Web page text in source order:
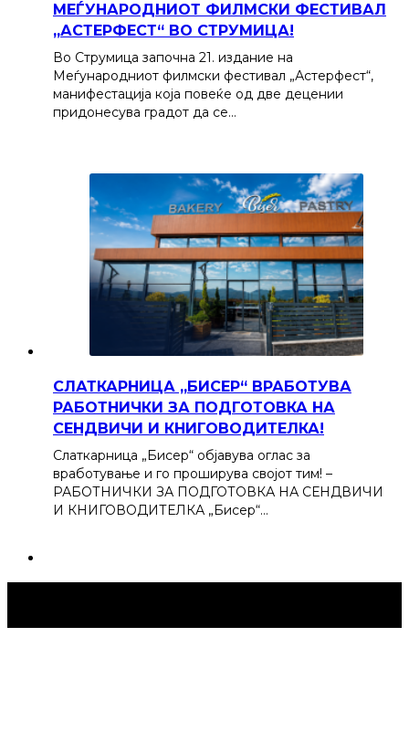
МЕЃУНАРОДНИОТ ФИЛМСКИ ФЕСТИВАЛ
„АСТЕРФЕСТ“ ВО СТРУМИЦА!
Во Струмица започна 21. издание на
Меѓународниот филмски фестивал „Астерфест“,
манифестација која повеќе од две децении
придонесува градот да се…
СЛАТКАРНИЦА „БИСЕР“ ВРАБОТУВА
РАБОТНИЧКИ ЗА ПОДГОТОВКА НА
СЕНДВИЧИ И КНИГОВОДИТЕЛКА!
Слаткарница „Бисер“ објавува оглас за
вработување и го проширува својот тим! –
РАБОТНИЧКИ ЗА ПОДГОТОВКА НА СЕНДВИЧИ
И КНИГОВОДИТЕЛКА „Бисер“…